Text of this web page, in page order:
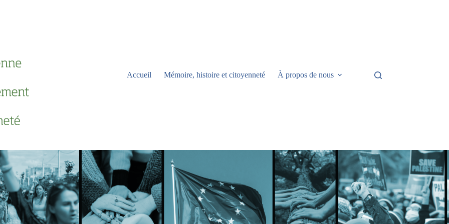
Accueil Mémoire, histoire et citoyenneté À propos de nous